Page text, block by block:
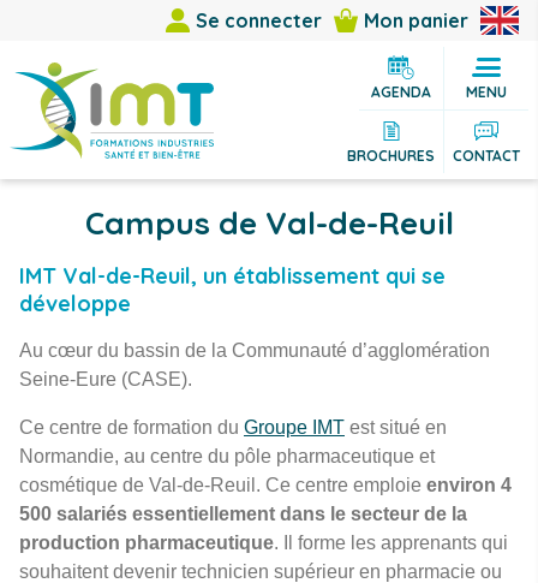
Se connecter Mon panier
MENU
AGENDA
BROCHURES CONTACT
Campus de Val-de-Reuil
IMT Val-de-Reuil, un établissement qui se
développe
Au cœur du bassin de la Communauté d’agglomération
Seine-Eure (CASE).
Ce centre de formation du Groupe IMT est situé en
Normandie, au centre du pôle pharmaceutique et
cosmétique de Val-de-Reuil. Ce centre emploie environ 4
500 salariés essentiellement dans le secteur de la
production pharmaceutique. Il forme les apprenants qui
souhaitent devenir technicien supérieur en pharmacie ou